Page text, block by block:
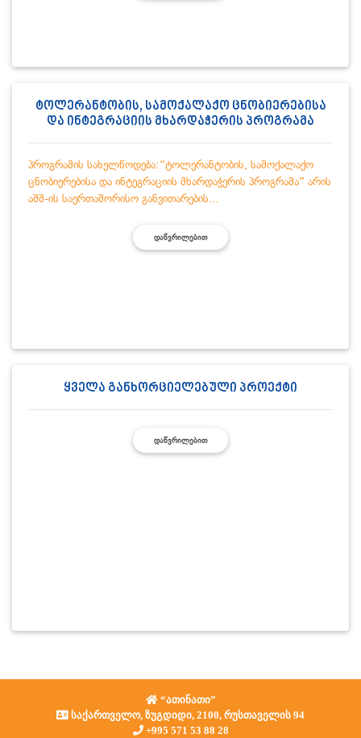
ტოლერანტობის, სამოქალაქო ცნობიერებისა
და ინტეგრაციის მხარდაჭერის პროგრამა
პროგრამის სახელწოდება:“ტოლერანტობის, სამოქალაქო
ცნობიერებისა და ინტეგრაციის მხარდაჭერის პროგრამა” არის
აშშ-ის საერთაშორისო განვითარების...
ᲓᲐᲬᲕᲠᲘᲚᲔᲑᲘᲗ
ყველა განხორციელებული პროექტი
ᲓᲐᲬᲕᲠᲘᲚᲔᲑᲘᲗ
“ათინათი”
საქართველო, ზუგდიდი, 2100, რუსთაველის 94
+995 571 53 88 28